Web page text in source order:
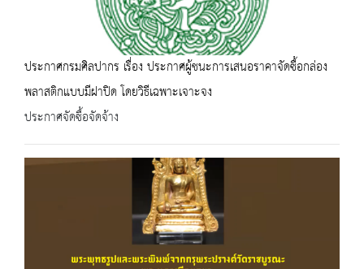
ประกาศกรมศิลปากร เรื่อง ประกาศผู้ชนะการเสนอราคาจัดซื้อกล่อง
พลาสติกแบบมีฝาปิด โดยวิธีเฉพาะเจาะจง
ประกาศจัดซื้อจัดจ้าง